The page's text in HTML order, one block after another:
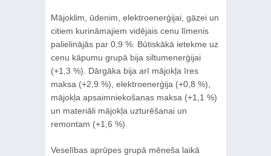
Mājoklim, ūdenim, elektroenerģijai, gāzei un
citiem kurināmajiem vidējais cenu līmenis
palielinājās par 0,9 %. Būtiskākā ietekme uz
cenu kāpumu grupā bija siltumenerģijai
(+1,3 %). Dārgāka bija arī mājokļa īres
maksa (+2,9 %), elektroenerģija (+0,8 %),
mājokļa apsaimniekošanas maksa (+1,1 %)
un materiāli mājokļa uzturēšanai un
remontam (+1,6 %).
Veselības aprūpes grupā mēneša laikā